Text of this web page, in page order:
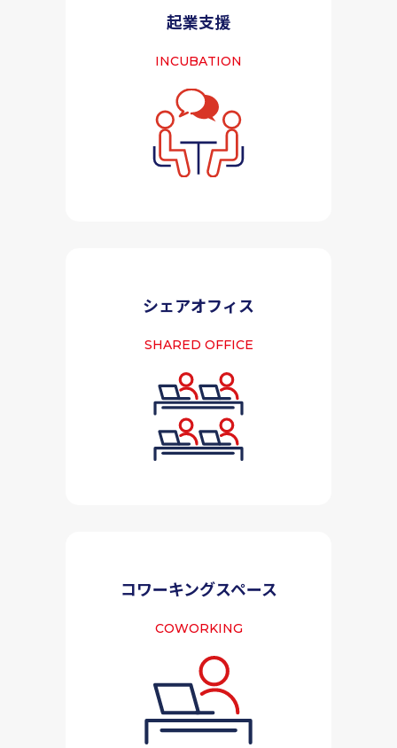
起業支援
INCUBATION
シェアオフィス
SHARED OFFICE
コワーキングスペース
COWORKING